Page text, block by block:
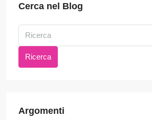
Cerca nel Blog
Ricerca
Argomenti